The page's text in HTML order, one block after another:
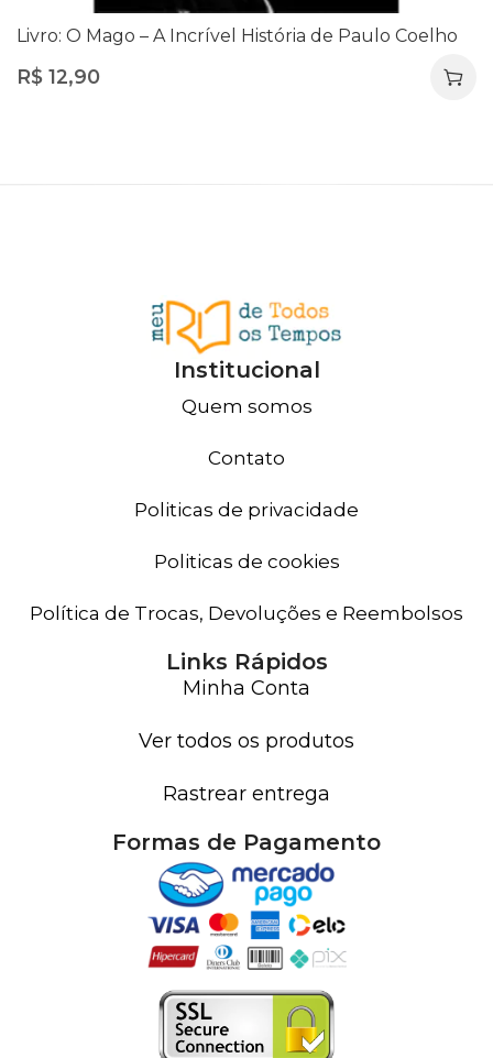
Livro: O Mago – A Incrível História de Paulo Coelho
R$ 12,90
Institucional
Quem somos
Contato
Politicas de privacidade
Politicas de cookies
Política de Trocas, Devoluções e Reembolsos
Links Rápidos
Minha Conta
Ver todos os produtos
Rastrear entrega
Formas de Pagamento